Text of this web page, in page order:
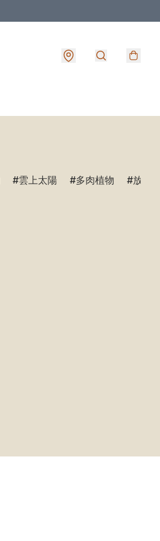
雲上太陽 多肉植物 放鬆